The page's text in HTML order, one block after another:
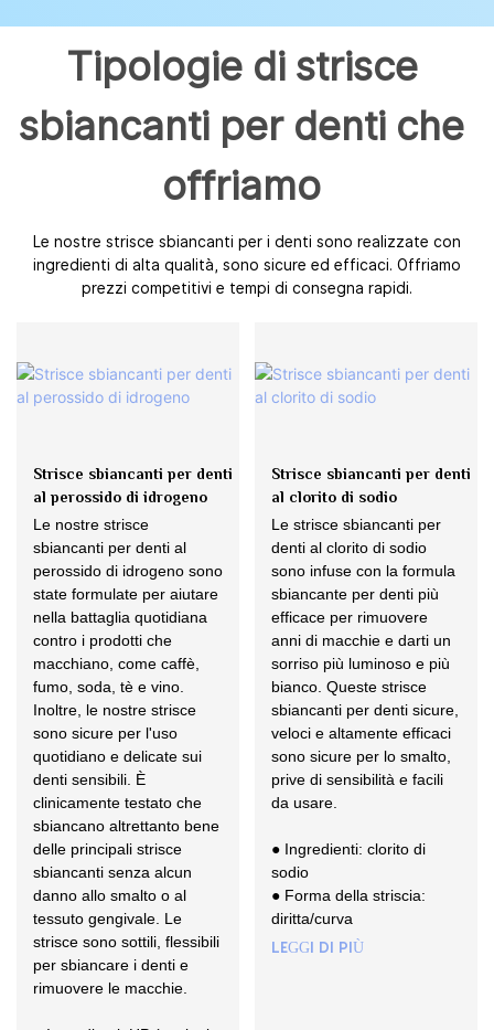
Tipologie di strisce
sbiancanti per denti che
offriamo
Le nostre strisce sbiancanti per i denti sono realizzate con
ingredienti di alta qualità, sono sicure ed efficaci. Offriamo
prezzi competitivi e tempi di consegna rapidi.
Strisce sbiancanti per denti
al perossido di idrogeno
Le nostre strisce
sbiancanti per denti al
perossido di idrogeno sono
state formulate per aiutare
nella battaglia quotidiana
contro i prodotti che
macchiano, come caffè,
fumo, soda, tè e vino.
Inoltre, le nostre strisce
sono sicure per l'uso
quotidiano e delicate sui
denti sensibili. È
clinicamente testato che
sbiancano altrettanto bene
delle principali strisce
sbiancanti senza alcun
danno allo smalto o al
tessuto gengivale. Le
strisce sono sottili, flessibili
per sbiancare i denti e
rimuovere le macchie.
Strisce sbiancanti per denti
al clorito di sodio
Le strisce sbiancanti per
denti al clorito di sodio
sono infuse con la formula
sbiancante per denti più
efficace per rimuovere
anni di macchie e darti un
sorriso più luminoso e più
bianco. Queste strisce
sbiancanti per denti sicure,
veloci e altamente efficaci
sono sicure per lo smalto,
prive di sensibilità e facili
da usare.
● Ingredienti: clorito di
sodio
● Forma della striscia:
diritta/curva
LEGGI DI PIÙ